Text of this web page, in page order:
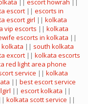
|| escort howrah ||
escort || escorts in
escort girl || kolkata
vip escorts || kolkata
escorts in kolkata ||
|| south kolkata
excort || kolkata escorts
red light area phone
service || kolkata
|| best escort service
|| escort kolkata ||
|| kolkata scott service ||